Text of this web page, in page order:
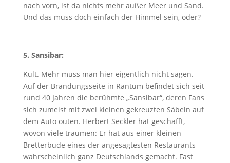
nach vorn, ist da nichts mehr außer Meer und Sand.
Und das muss doch einfach der Himmel sein, oder?
5. Sansibar:
Kult. Mehr muss man hier eigentlich nicht sagen.
Auf der Brandungsseite in Rantum befindet sich seit
rund 40 Jahren die berühmte „Sansibar“, deren Fans
sich zumeist mit zwei kleinen gekreuzten Säbeln auf
dem Auto outen. Herbert Seckler hat geschafft,
wovon viele träumen: Er hat aus einer kleinen
Bretterbude eines der angesagtesten Restaurants
wahrscheinlich ganz Deutschlands gemacht. Fast